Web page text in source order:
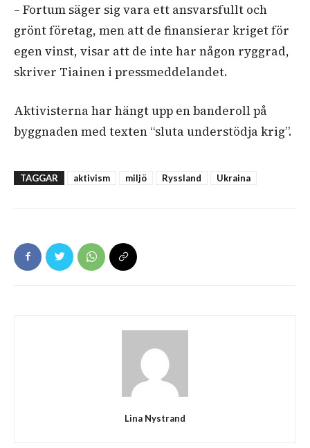
– Fortum säger sig vara ett ansvarsfullt och
grönt företag, men att de finansierar kriget för
egen vinst, visar att de inte har någon ryggrad,
skriver Tiainen i pressmeddelandet.
Aktivisterna har hängt upp en banderoll på
byggnaden med texten “sluta understödja krig”.
TAGGAR aktivism miljö Ryssland Ukraina
Lina Nystrand